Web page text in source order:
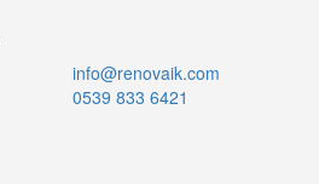
info@renovaik.com
0539 833 6421